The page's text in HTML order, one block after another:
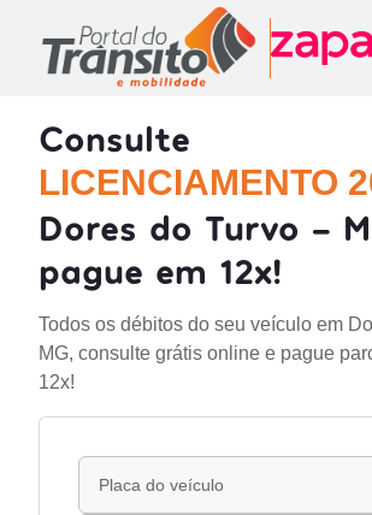
Consulte
LICENCIAMENTO
Dores do Turvo -
pague em 12x!
Todos os débitos do seu veículo em
MG, consulte grátis online e pague
12x!